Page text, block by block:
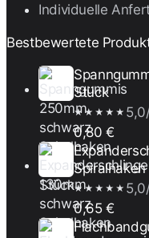
Individuelle
Bestbewertete
Stück
★★★★★
0,80 €
★★★★★
0,65 €